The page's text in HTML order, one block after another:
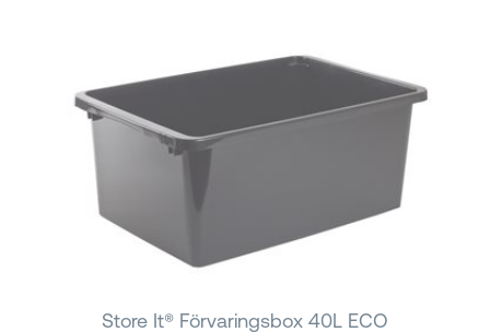
Store It® Förvaringsbox 40L ECO